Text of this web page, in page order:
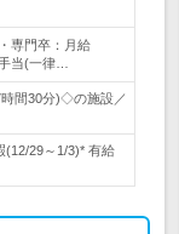
専門卒：月給
当(一律…
間30分)◇の施設／
(12/29～1/3)* 有給